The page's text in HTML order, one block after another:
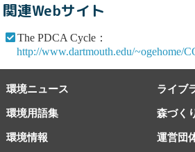
関連Webサイト
The PDCA Cycle：
http://www.dartmouth.edu/~ogehome/
環境ニュース ライブ
環境用語集 森づく
環境情報 運営団